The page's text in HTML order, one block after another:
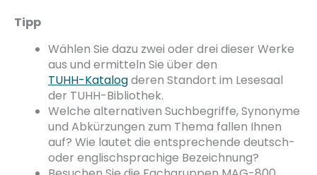
Tipp
Wählen Sie dazu zwei oder drei dieser Werke
aus und ermitteln Sie über den
TUHH-Katalogderen Standort im Lesesaal
der TUHH-Bibliothek.
Welche alternativen Suchbegriffe, Synonyme
und Abkürzungen zum Thema fallen Ihnen
auf? Wie lautet die entsprechende deutsch-
oder englischsprachige Bezeichnung?